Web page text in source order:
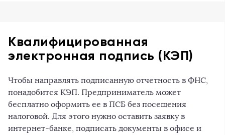
Квалифицированная
электронная подпись (КЭП)
Чтобы направлять подписанную отчетность в ФНС,
понадобится КЭП. Предприниматель может
бесплатно оформить ее в ПСБ без посещения
налоговой. Для этого нужно оставить заявку в
интернет-банке, подписать документы в офисе и